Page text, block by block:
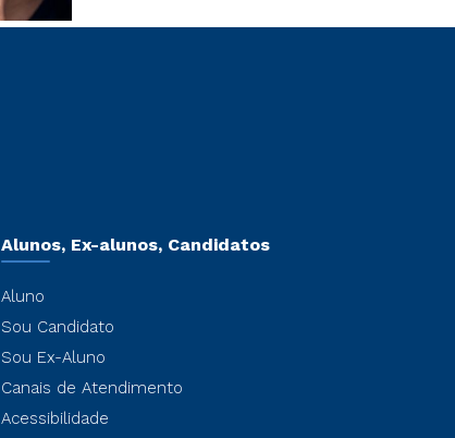
Alunos, Ex-alunos, Candidatos
Aluno
Sou Candidato
Sou Ex-Aluno
Canais de Atendimento
Acessibilidade